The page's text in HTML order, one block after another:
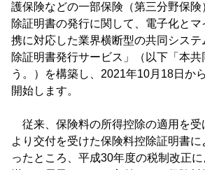
護保険などの一部保険（第三分野保
除証明書の発行に関して、電子化と
携に対応した業界横断型の共同シス
除証明書発行サービス」（以下「本
う。）を構築し、2021年10月18日か
開始します。
従来、保険料の所得控除の適用を受
より交付を受けた保険料控除証明書
ったところ、平成30年度の税制改正